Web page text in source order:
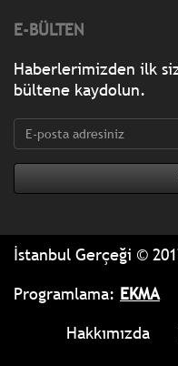
E-BÜLTEN
Haberlerimizden ilk
bültene kaydolun.
İstanbul Gerçeği ©
Programlama: EKMA
Hakkımızda